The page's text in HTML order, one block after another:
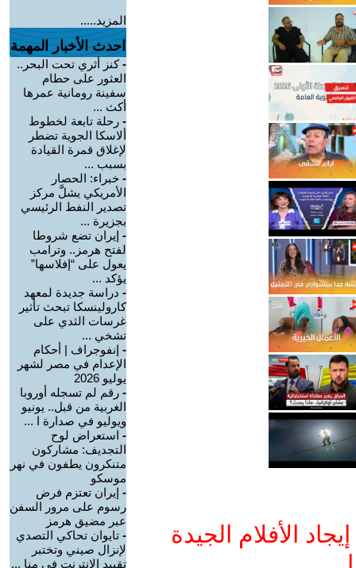
الأفلام الجيدة
المزيد.....
احدث الأخبار المهمة
-كنز أثري تحت البحر..
العثور على حطام
سفينة رومانية عمرها
أكث ...
- رحلة تابعة لخطوط
ألاسكا الجوية تضطر
لإغلاق قمرة القيادة
بسبب ...
- خبراء: الحصار
الأمريكي يشلَّ مركز
تصدير النفط الرئيسي
بجزيرة ...
- إيران تضع شروطا
لفتح هرمز.. وترامب
يعول على “إفلاسها”
يؤكد ...
- دراسة جديدة لمعهد
كارولينسكا تبحث تأثير
غرسات الثدي على
تشخي ...
- إنفوجراف | أحكام
الإعدام في مصر لشهر
يوليو 2026
- رقم لم تسجله أوروبا
الغربية من قبل.. يونيو
ويوليو في صدارة ا ...
- استعراض لوح
التجديف: مشاركون
متنكرون يطفون في نهر
موسكو
- إيران تعتزم فرض
رسوم على مرور السفن
عبر مضيق هرمز
- تايوان تحاكي التصدي
لإنزال صيني وتختبر
تقييد الإنترنت في منا ...